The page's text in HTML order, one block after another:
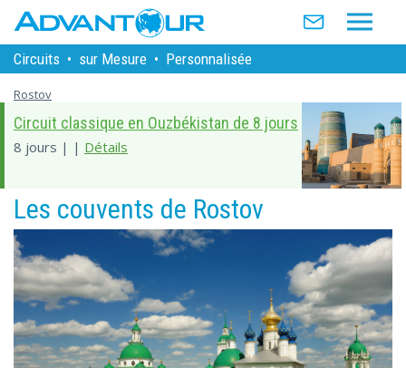
Circuits • sur Mesure • Personnalisée
Rostov
Circuit classique en Ouzbékistan de 8 jours
8 jours | | Détails
Les couvents de Rostov